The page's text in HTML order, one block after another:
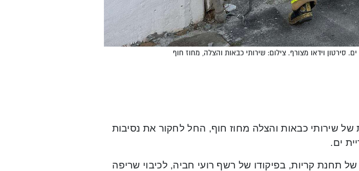
סירטון וידאו מצורף. צילום: שירותי כבאות והצלה, מחוז חוף
שירותי כבאות והצלה מחוז חוף, החל לחקור את נסיבות
ים.
תחנת קריות, בפיקודו של רשף רועי חביה, לכיבוי שריפה